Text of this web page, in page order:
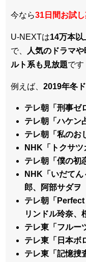
今なら31日間お試
U-NEXTは14万本以
で、
人気のドラマ
ルト系も見放題です
例えば、 2019年冬
テレ朝「刑事ゼ
テレ朝「ハケン
テレ朝「私のお
NHK「トクサ
テレ朝「僕の初
NHK「いだて
郎、阿部サダヲ
テレ朝「Perfect
リンドル玲奈、
テレ東「フルー
テレ東「日本ボ
テレ東「記憶捜